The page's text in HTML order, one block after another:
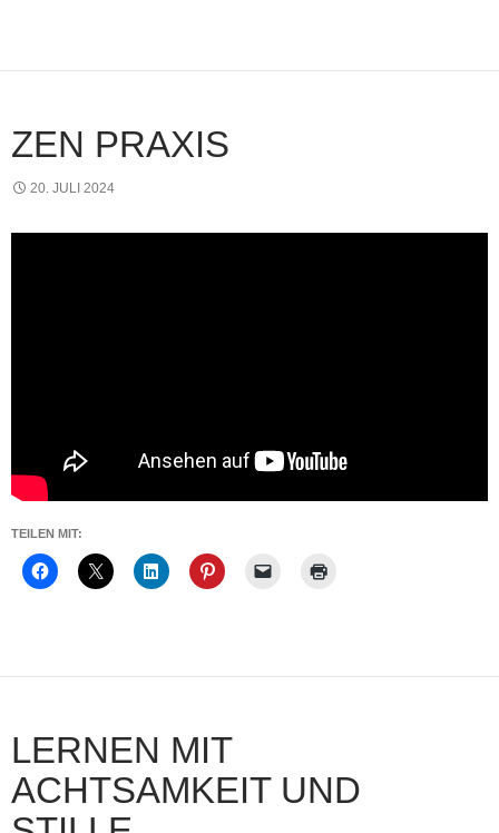
ZEN PRAXIS
20. JULI 2024
TEILEN MIT:
LERNEN MIT
ACHTSAMKEIT UND